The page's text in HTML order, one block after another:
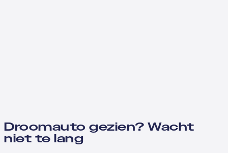
Droomauto gezien? Wacht
niet te lang